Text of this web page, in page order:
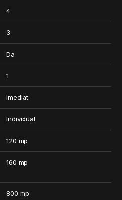
cele patru case oferind astfel
a se obtine si certificatul de
4
3
Da
1
Imediat
Individual
120 mp
160 mp
800 mp